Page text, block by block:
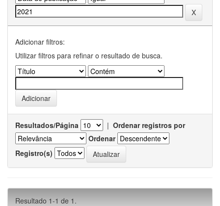
Adicionar filtros:
Utilizar filtros para refinar o resultado de busca.
Resultados/Página | Ordenar registros por
Ordenar
Registro(s)
Resultado 1-1 de 1.